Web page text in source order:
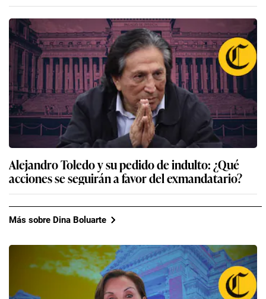
Alejandro Toledo y su pedido de indulto: ¿Qué
acciones se seguirán a favor del exmandatario?
Más sobre Dina Boluarte